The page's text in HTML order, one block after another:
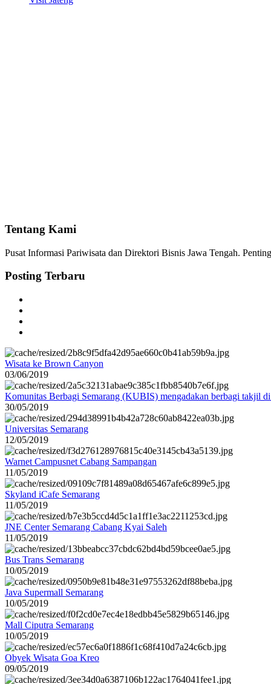
Tentang Kami
Pusat Informasi Pariwisata dan Direktori Bisnis Jawa Tengah.
Posting Terbaru
Wisata ke Brown Canyon
03/06/2019
Komunitas Berbagi Semarang (KUBIS) mengadakan berbagi takjil
30/05/2019
Universitas Semarang
12/05/2019
Warnet Campusnet Cabang Sampangan
11/05/2019
Skyland iCafe Semarang
11/05/2019
JNE Center Semarang Cabang Kyai Saleh
11/05/2019
Bus Trans Semarang
10/05/2019
Java Supermall Semarang
10/05/2019
Mall Ciputra Semarang
10/05/2019
Obyek Wisata Goa Kreo
09/05/2019